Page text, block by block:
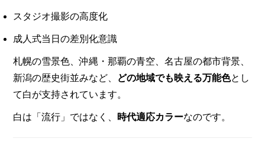
スタジオ撮影の高度化
成人式当日の差別化意識
札幌の雪景色、沖縄・那覇の青空、名古屋の都市背景、
新潟の歴史街並みなど、 どの地域でも映える万能色とし
て白が支持されています。
白は「流行」ではなく、 時代適応カラーなのです。